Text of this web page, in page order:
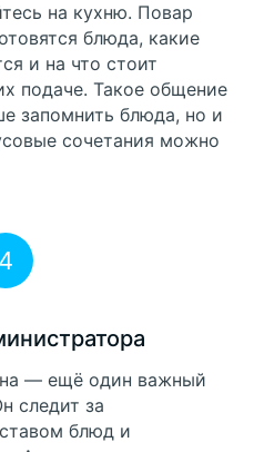
на кухню. Повар
блюда, какие
и на что стоит
подаче. Такое общение
запомнить блюда, но и
сочетания можно
4
— ещё один важный
следит за
блюд и